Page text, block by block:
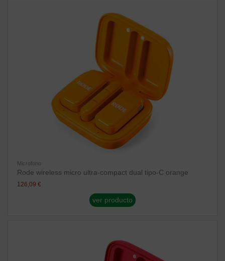
Microfono
Rode wireless micro ultra-compact dual tipo-C orange
126,09 €
ver producto